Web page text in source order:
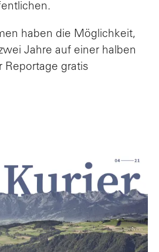
haben die Möglichkeit,
Jahre auf einer halben
Reportage gratis